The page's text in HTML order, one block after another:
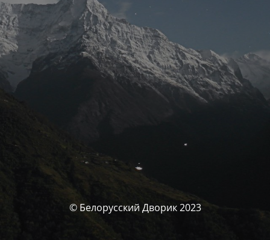
© Белорусский Дворик 2023